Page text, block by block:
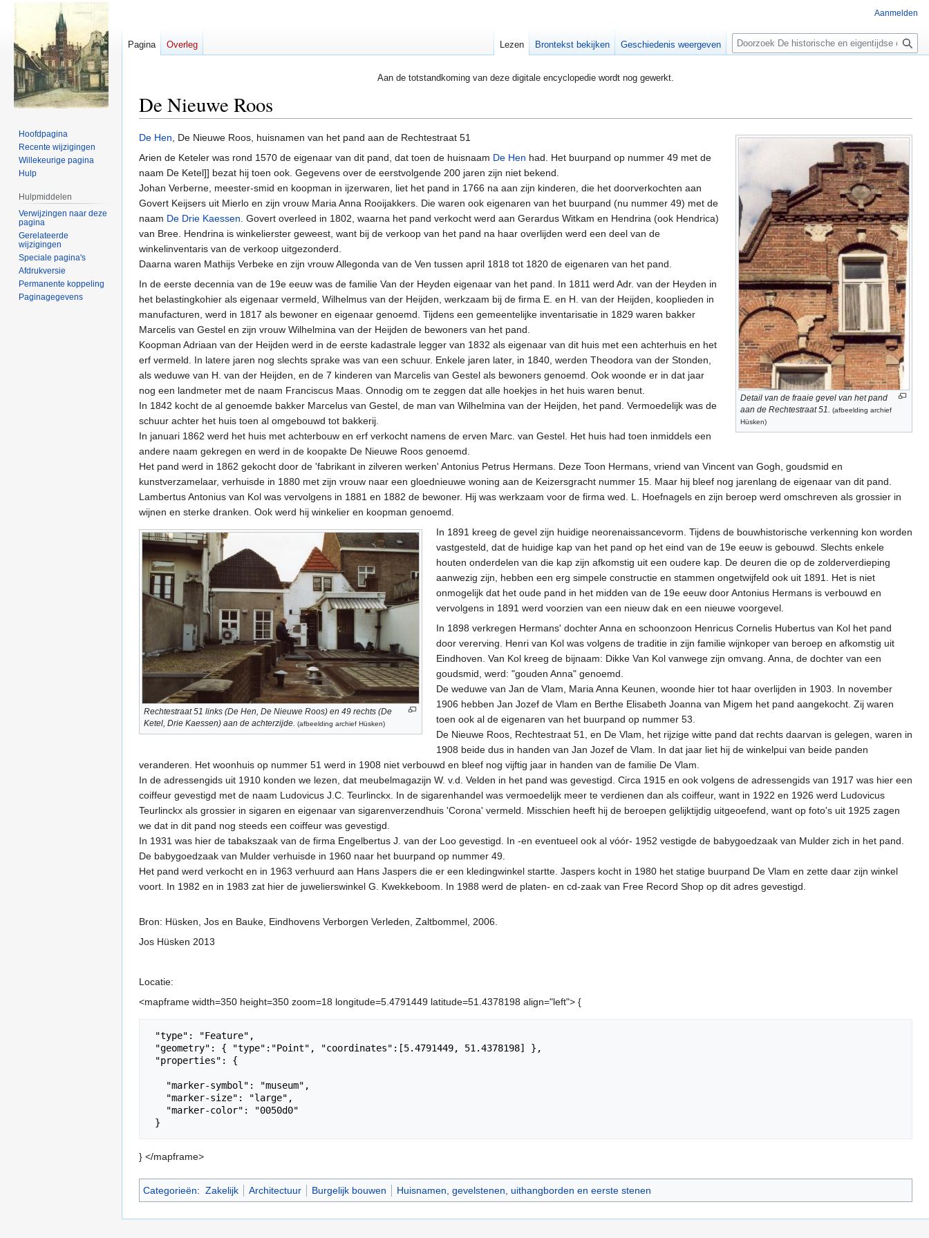
Aan de totstandkoming van deze digitale encyclopedie wordt nog gewerkt.
De Nieuwe Roos
Naar
navigatie
springen
Naar
zoeken
springen
Detail van de fraaie gevel van het pand
aan de Rechtestraat 51. (afbeelding archief
Hüsken)
De Hen , De Nieuwe Roos, huisnamen van het pand aan de Rechtestraat 51
Arien de Keteler was rond 1570 de eigenaar van dit pand, dat toen de huisnaam De Hen had. Het buurpand op nummer 49 met de
naam De Ketel]] bezat hij toen ook. Gegevens over de eerstvolgende 200 jaren zijn niet bekend.
Johan Verberne, meester-smid en koopman in ijzerwaren, liet het pand in 1766 na aan zijn kinderen, die het doorverkochten aan
Govert Keijsers uit Mierlo en zijn vrouw Maria Anna Rooijakkers. Die waren ook eigenaren van het buurpand (nu nummer 49) met de
naam De Drie Kaessen . Govert overleed in 1802, waarna het pand verkocht werd aan Gerardus Witkam en Hendrina (ook Hendrica)
van Bree. Hendrina is winkelierster geweest, want bij de verkoop van het pand na haar overlijden werd een deel van de
winkelinventaris van de verkoop uitgezonderd.
Daarna waren Mathijs Verbeke en zijn vrouw Allegonda van de Ven tussen april 1818 tot 1820 de eigenaren van het pand.
In de eerste decennia van de 19e eeuw was de familie Van der Heyden eigenaar van het pand. In 1811 werd Adr. van der Heyden in
het belastingkohier als eigenaar vermeld, Wilhelmus van der Heijden, werkzaam bij de firma E. en H. van der Heijden, kooplieden in
manufacturen, werd in 1817 als bewoner en eigenaar genoemd. Tijdens een gemeentelijke inventarisatie in 1829 waren bakker
Marcelis van Gestel en zijn vrouw Wilhelmina van der Heijden de bewoners van het pand.
Koopman Adriaan van der Heijden werd in de eerste kadastrale legger van 1832 als eigenaar van dit huis met een achterhuis en het
erf vermeld. In latere jaren nog slechts sprake was van een schuur. Enkele jaren later, in 1840, werden Theodora van der Stonden,
als weduwe van H. van der Heijden, en de 7 kinderen van Marcelis van Gestel als bewoners genoemd. Ook woonde er in dat jaar
nog een landmeter met de naam Franciscus Maas. Onnodig om te zeggen dat alle hoekjes in het huis waren benut.
In 1842 kocht de al genoemde bakker Marcelus van Gestel, de man van Wilhelmina van der Heijden, het pand. Vermoedelijk was de
schuur achter het huis toen al omgebouwd tot bakkerij.
In januari 1862 werd het huis met achterbouw en erf verkocht namens de erven Marc. van Gestel. Het huis had toen inmiddels een
andere naam gekregen en werd in de koopakte De Nieuwe Roos genoemd.
Het pand werd in 1862 gekocht door de 'fabrikant in zilveren werken' Antonius Petrus Hermans. Deze Toon Hermans, vriend van Vincent van Gogh, goudsmid en
kunstverzamelaar, verhuisde in 1880 met zijn vrouw naar een gloednieuwe woning aan de Keizersgracht nummer 15. Maar hij bleef nog jarenlang de eigenaar van dit pand.
Lambertus Antonius van Kol was vervolgens in 1881 en 1882 de bewoner. Hij was werkzaam voor de firma wed. L. Hoefnagels en zijn beroep werd omschreven als grossier in
wijnen en sterke dranken. Ook werd hij winkelier en koopman genoemd.
Rechtestraat 51 links (De Hen, De Nieuwe Roos) en 49 rechts (De
Ketel, Drie Kaessen) aan de achterzijde. (afbeelding archief Hüsken)
In 1891 kreeg de gevel zijn huidige neorenaissancevorm. Tijdens de bouwhistorische verkenning kon worden
vastgesteld, dat de huidige kap van het pand op het eind van de 19e eeuw is gebouwd. Slechts enkele
houten onderdelen van die kap zijn afkomstig uit een oudere kap. De deuren die op de zolderverdieping
aanwezig zijn, hebben een erg simpele constructie en stammen ongetwijfeld ook uit 1891. Het is niet
onmogelijk dat het oude pand in het midden van de 19e eeuw door Antonius Hermans is verbouwd en
vervolgens in 1891 werd voorzien van een nieuw dak en een nieuwe voorgevel.
In 1898 verkregen Hermans' dochter Anna en schoonzoon Henricus Cornelis Hubertus van Kol het pand
door vererving. Henri van Kol was volgens de traditie in zijn familie wijnkoper van beroep en afkomstig uit
Eindhoven. Van Kol kreeg de bijnaam: Dikke Van Kol vanwege zijn omvang. Anna, de dochter van een
goudsmid, werd: "gouden Anna" genoemd.
De weduwe van Jan de Vlam, Maria Anna Keunen, woonde hier tot haar overlijden in 1903. In november
1906 hebben Jan Jozef de Vlam en Berthe Elisabeth Joanna van Migem het pand aangekocht. Zij waren
toen ook al de eigenaren van het buurpand op nummer 53.
De Nieuwe Roos, Rechtestraat 51, en De Vlam, het rijzige witte pand dat rechts daarvan is gelegen, waren in
1908 beide dus in handen van Jan Jozef de Vlam. In dat jaar liet hij de winkelpui van beide panden
veranderen. Het woonhuis op nummer 51 werd in 1908 niet verbouwd en bleef nog vijftig jaar in handen van de familie De Vlam.
In de adressengids uit 1910 konden we lezen, dat meubelmagazijn W. v.d. Velden in het pand was gevestigd. Circa 1915 en ook volgens de adressengids van 1917 was hier een
coiffeur gevestigd met de naam Ludovicus J.C. Teurlinckx. In de sigarenhandel was vermoedelijk meer te verdienen dan als coiffeur, want in 1922 en 1926 werd Ludovicus
Teurlinckx als grossier in sigaren en eigenaar van sigarenverzendhuis 'Corona' vermeld. Misschien heeft hij de beroepen gelijktijdig uitgeoefend, want op foto's uit 1925 zagen
we dat in dit pand nog steeds een coiffeur was gevestigd.
In 1931 was hier de tabakszaak van de firma Engelbertus J. van der Loo gevestigd. In -en eventueel ook al vóór- 1952 vestigde de babygoedzaak van Mulder zich in het pand.
De babygoedzaak van Mulder verhuisde in 1960 naar het buurpand op nummer 49.
Het pand werd verkocht en in 1963 verhuurd aan Hans Jaspers die er een kledingwinkel startte. Jaspers kocht in 1980 het statige buurpand De Vlam en zette daar zijn winkel
voort. In 1982 en in 1983 zat hier de juwelierswinkel G. Kwekkeboom. In 1988 werd de platen- en cd-zaak van Free Record Shop op dit adres gevestigd.
Bron: Hüsken, Jos en Bauke, Eindhovens Verborgen Verleden, Zaltbommel, 2006.
Jos Hüsken 2013
Locatie:
<mapframe width=350 height=350 zoom=18 longitude=5.4791449 latitude=51.4378198 align="left"> {
} </mapframe>
Categorieën: Zakelijk Architectuur Burgelijk bouwen Huisnamen, gevelstenen, uithangborden en eerste stenen
Aanmelden
Pagina Overleg Lezen Brontekst bekijken Geschiedenis weergeven
Zoeken
Hoofdpagina
Recente wijzigingen
Willekeurige pagina
Hulp
Hulpmiddelen
Verwijzingen naar deze
pagina
Gerelateerde
wijzigingen
Speciale pagina's
Afdrukversie
Permanente koppeling
Paginagegevens